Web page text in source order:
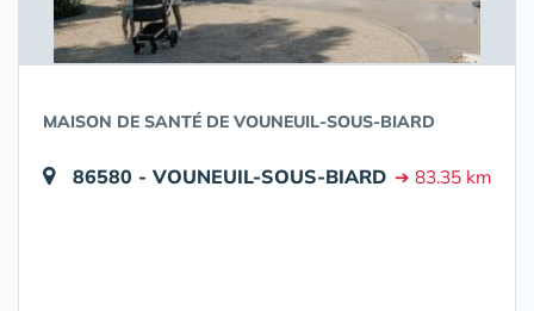
MAISON DE SANTÉ DE VOUNEUIL-SOUS-BIARD
86580 - VOUNEUIL-SOUS-BIARD ➔ 83.35 km